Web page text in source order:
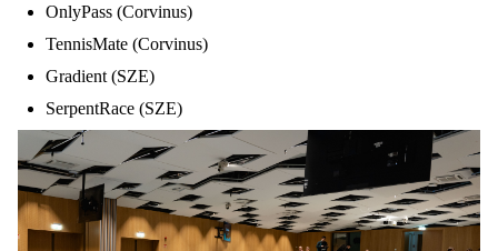
OnlyPass (Corvinus)
TennisMate (Corvinus)
Gradient (SZE)
SerpentRace (SZE)